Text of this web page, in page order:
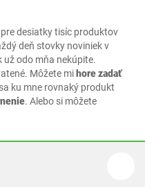
pre desiatky tisíc produktov
deň stovky noviniek v
odo mňa nekúpite.
Môžete mihore zadať
ku mne rovnaký produkt
. Alebo si môžete